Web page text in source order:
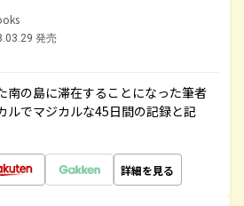
発売
南の島に滞在することになった筆者
ルでマジカルな45日間の記録と記
詳細を見る